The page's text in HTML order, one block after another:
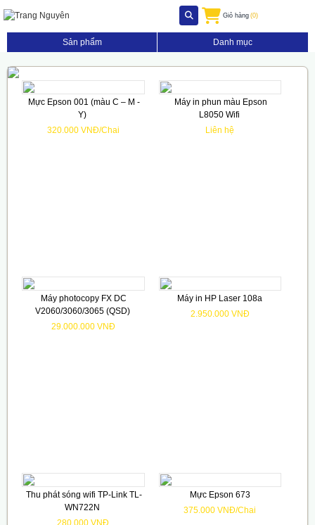
Giỏ hàng (0)
Sản phẩm Danh mục
Mực Epson 001 (màu C – M -
Y)
320.000 VNĐ/Chai
Máy in phun màu Epson
L8050 Wifi
Liên hệ
Máy photocopy FX DC
V2060/3060/3065 (QSD)
29.000.000 VNĐ
Máy in HP Laser 108a
2.950.000 VNĐ
Thu phát sóng wifi TP-Link TL-
WN722N
280.000 VNĐ
Mực Epson 673
375.000 VNĐ/Chai